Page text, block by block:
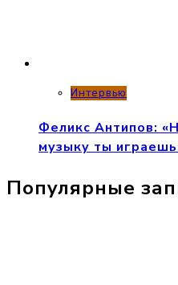
Интервью
Феликс Антипов:
музыку ты
Популярные